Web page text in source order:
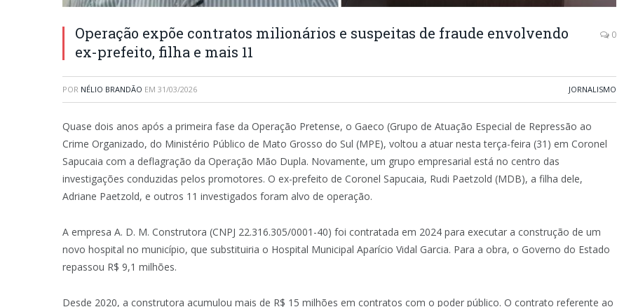
Operação expõe contratos milionários e suspeitas de fraude envolvendo
ex-prefeito, filha e mais 11
0
POR NÉLIO BRANDÃO EM 31/03/2026 JORNALISMO
Quase dois anos após a primeira fase da Operação Pretense, o Gaeco (Grupo de Atuação Especial de Repressão ao
Crime Organizado, do Ministério Público de Mato Grosso do Sul (MPE), voltou a atuar nesta terça-feira (31) em Coronel
Sapucaia com a deflagração da Operação Mão Dupla. Novamente, um grupo empresarial está no centro das
investigações conduzidas pelos promotores. O ex-prefeito de Coronel Sapucaia, Rudi Paetzold (MDB), a filha dele,
Adriane Paetzold, e outros 11 investigados foram alvo de operação.
A empresa A. D. M. Construtora (CNPJ 22.316.305/0001-40) foi contratada em 2024 para executar a construção de um
novo hospital no município, que substituiria o Hospital Municipal Aparício Vidal Garcia. Para a obra, o Governo do Estado
repassou R$ 9,1 milhões.
Desde 2020, a construtora acumulou mais de R$ 15 milhões em contratos com o poder público. O contrato referente ao